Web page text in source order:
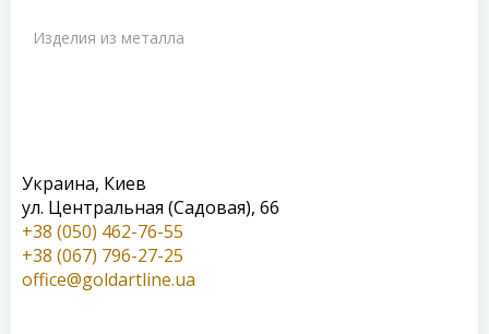
Изделия из металла
Украина, Киев
ул. Центральная (Садовая), 66
+38 (050) 462-76-55
+38 (067) 796-27-25
office@goldartline.ua